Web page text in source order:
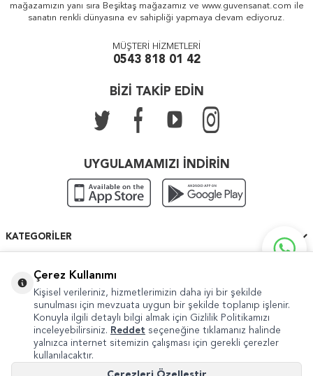
mağazamızın yanı sıra Beşiktaş mağazamız ve www.guvensanat.com ile
sanatın renkli dünyasına ev sahipliği yapmaya devam ediyoruz.
MÜŞTERİ HİZMETLERİ
0543 818 01 42
BİZİ TAKİP EDİN
UYGULAMAMIZI İNDİRİN
KATEGORILER
HIZLI ERIŞIM
Copyright © 2022 Güven Sanat
Çerez Kullanımı
Kişisel verileriniz, hizmetlerimizin daha iyi bir şekilde
sunulması için mevzuata uygun bir şekilde toplanıp işlenir.
Konuyla ilgili detaylı bilgi almak için Gizlilik Politikamızı
inceleyebilirsiniz. Reddet seçeneğine tıklamanız halinde
yalnızca internet sitemizin çalışması için gerekli çerezler
kullanılacaktır.